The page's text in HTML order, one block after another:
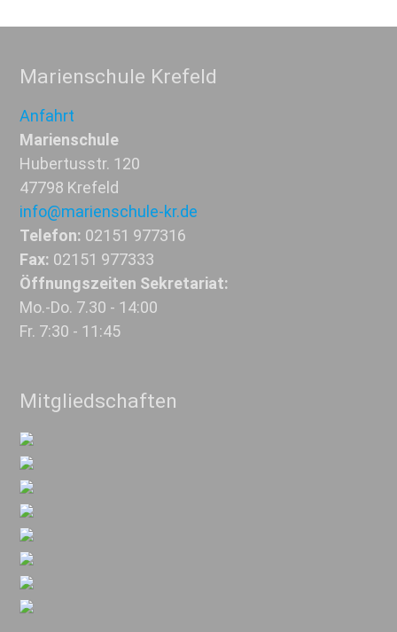
Marienschule Krefeld
Anfahrt
Marienschule
Hubertusstr. 120
47798 Krefeld
info@marienschule-kr.de
Telefon: 02151 977316
Fax: 02151 977333
Öffnungszeiten Sekretariat:
Mo.-Do. 7.30 - 14:00
Fr. 7:30 - 11:45
Mitgliedschaften